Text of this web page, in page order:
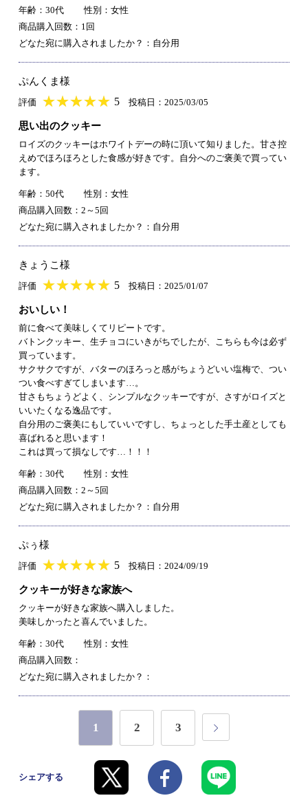
年齢：30代
性別：女性
商品購入回数：1回
どなた宛に購入されましたか？：自分用
ぷんくま様
評価 ★★★★★
★★★★★ 5 投稿日：2025/03/05
思い出のクッキー
ロイズのクッキーはホワイトデーの時に頂いて知りました。甘さ控
えめでほろほろとした食感が好きです。自分へのご褒美で買ってい
ます。
年齢：50代
性別：女性
商品購入回数：2～5回
どなた宛に購入されましたか？：自分用
きょうこ様
評価 ★★★★★
★★★★★ 5 投稿日：2025/01/07
おいしい！
前に食べて美味しくてリピートです。
バトンクッキー、生チョコにいきがちでしたが、こちらも今は必ず
買っています。
サクサクですが、バターのほろっと感がちょうどいい塩梅で、つい
つい食べすぎてしまいます…。
甘さもちょうどよく、シンプルなクッキーですが、さすがロイズと
いいたくなる逸品です。
自分用のご褒美にもしていいですし、ちょっとした手土産としても
喜ばれると思います！
これは買って損なしです…！！！
年齢：30代
性別：女性
商品購入回数：2～5回
どなた宛に購入されましたか？：自分用
ぷぅ様
評価 ★★★★★
★★★★★ 5 投稿日：2024/09/19
クッキーが好きな家族へ
クッキーが好きな家族へ購入しました。
美味しかったと喜んでいました。
年齢：30代
性別：女性
商品購入回数：
どなた宛に購入されましたか？：
1 2 3
シェアする